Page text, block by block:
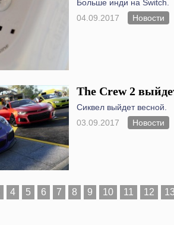
Больше инди на Switch.
04.09.2017
Новости
The Crew 2
Сиквел выйдет весной.
03.09.2017
Новости
4 5 6 7 8 9 10 11 12